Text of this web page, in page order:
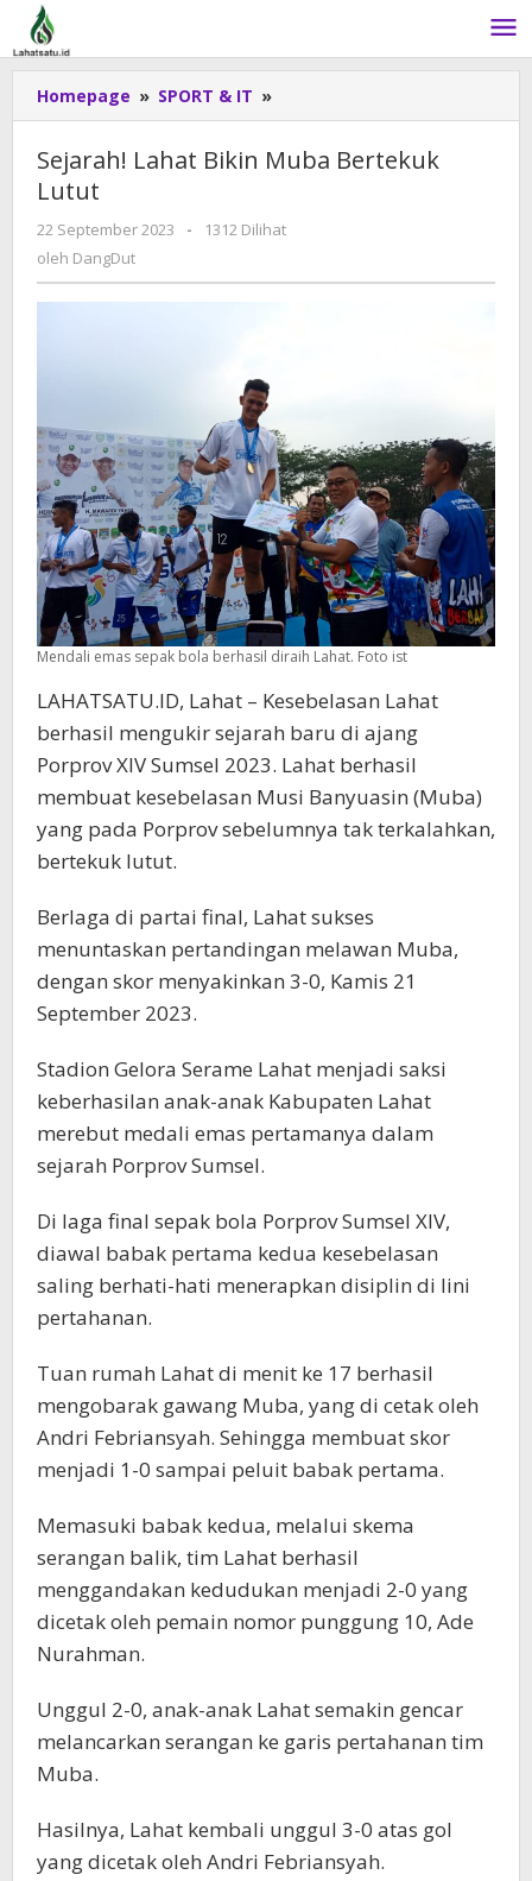
Lewati
konten
Homepage » SPORT & IT »
Lahat
Bikin
Muba
Lutut
Sejarah! Lahat Bikin Muba Bertekuk
Lutut
22 September 2023
oleh
-
1312 Dilihat
oleh DangDut
Mendali emas sepak bola berhasil diraih Lahat. Foto ist
LAHATSATU.ID, Lahat – Kesebelasan Lahat
berhasil mengukir sejarah baru di ajang
Porprov XIV Sumsel 2023. Lahat berhasil
membuat kesebelasan Musi Banyuasin (Muba)
yang pada Porprov sebelumnya tak terkalahkan,
bertekuk lutut.
Berlaga di partai final, Lahat sukses
menuntaskan pertandingan melawan Muba,
dengan skor menyakinkan 3-0, Kamis 21
September 2023.
Stadion Gelora Serame Lahat menjadi saksi
keberhasilan anak-anak Kabupaten Lahat
merebut medali emas pertamanya dalam
sejarah Porprov Sumsel.
Di laga final sepak bola Porprov Sumsel XIV,
diawal babak pertama kedua kesebelasan
saling berhati-hati menerapkan disiplin di lini
pertahanan.
Tuan rumah Lahat di menit ke 17 berhasil
mengobarak gawang Muba, yang di cetak oleh
Andri Febriansyah. Sehingga membuat skor
menjadi 1-0 sampai peluit babak pertama.
Memasuki babak kedua, melalui skema
serangan balik, tim Lahat berhasil
menggandakan kedudukan menjadi 2-0 yang
dicetak oleh pemain nomor punggung 10, Ade
Nurahman.
Unggul 2-0, anak-anak Lahat semakin gencar
melancarkan serangan ke garis pertahanan tim
Muba.
Hasilnya, Lahat kembali unggul 3-0 atas gol
yang dicetak oleh Andri Febriansyah.